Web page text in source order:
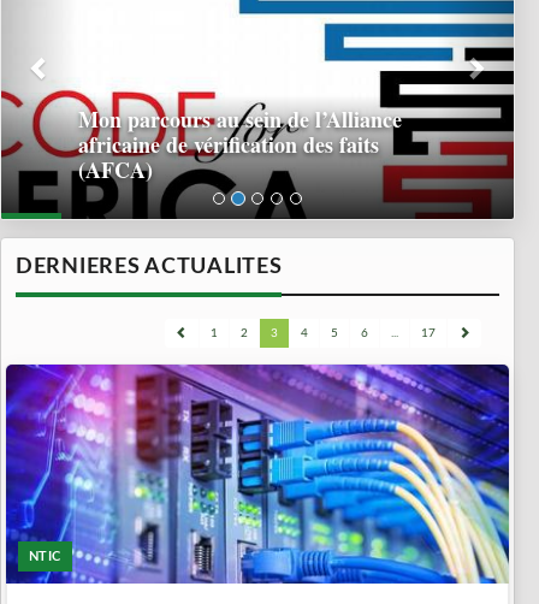
Mon parcours au sein de l’Alliance
africaine de vérification des faits
(AFCA)
DERNIERES ACTUALITES
1 2 3 4 5 6 ... 17
NTIC